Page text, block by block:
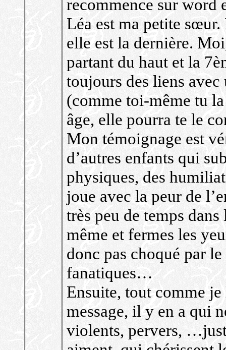
recommence sur word
Léa est ma petite
elle est la dernière.
partant du haut et la
toujours des liens avec
(comme toi-même tu
âge, elle pourra te le
Mon témoignage est
d’autres enfants qui
physiques, des
joue avec la peur de
très peu de temps
même et fermes les
donc pas choqué par
fanatiques…
Ensuite, tout comme
message, il y en a qui
violents, pervers,